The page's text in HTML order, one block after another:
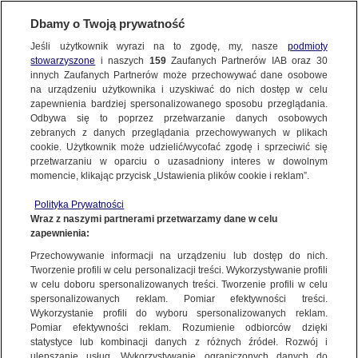
BIURO REKLAMY TVN MEDIA
06.08.2025
#OPINIEJURORAEFFIE 2025: EKSPERCI O PRZYSZŁOŚCI
MARKETINGU, EFEKTYWNOŚCI I AI
Dbamy o Twoją prywatność
Jeśli użytkownik wyrazi na to zgodę, my, nasze podmioty
stowarzyszone i naszych 159Zaufanych Partnerów IAB oraz 30
innych Zaufanych Partnerów może przechowywać dane osobowe
na urządzeniu użytkownika i uzyskiwać do nich dostęp w celu
zapewnienia bardziej spersonalizowanego sposobu przeglądania.
Odbywa się to poprzez przetwarzanie danych osobowych
zebranych z danych przeglądania przechowywanych w plikach
cookie. Użytkownik może udzielić/wycofać zgodę i sprzeciwić się
przetwarzaniu w oparciu o uzasadniony interes w dowolnym
momencie, klikając przycisk „Ustawienia plików cookie i reklam”.
Polityka Prywatności
Wraz z naszymi partnerami przetwarzamy dane w celu
zapewnienia:
Przechowywanie informacji na urządzeniu lub dostęp do nich.
Tworzenie profili w celu personalizacji treści. Wykorzystywanie profili
w celu doboru spersonalizowanych treści. Tworzenie profili w celu
spersonalizowanych reklam. Pomiar efektywności treści.
Wykorzystanie profili do wyboru spersonalizowanych reklam.
Pomiar efektywności reklam. Rozumienie odbiorców dzięki
statystyce lub kombinacji danych z różnych źródeł. Rozwój i